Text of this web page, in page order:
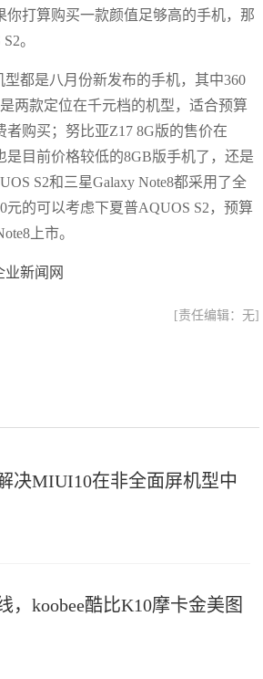
你打算购买一款颜值足够高的手机，那
。
型都是八月份新发布的手机，其中360
两款定位在千元档的机型，适合预算
者购买；努比亚Z17 8G版的售价在
是目前价格较低的8GB版手机了，还是
S2和三星Galaxy Note8都采用了全
元的可以考虑下夏普AQUOS S2，预算
上市。
业新闻网
[责任编辑：无]
决MIUI10在非全面屏机型中
，koobee酷比K10摩卡金美图